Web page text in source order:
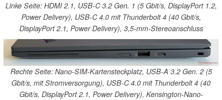
Linke Seite: HDMI 2.1, USB-C 3.2 Gen. 1 (5 Gbit/s, DisplayPort 1.2,
Power Delivery), USB-C 4.0 mit Thunderbolt 4 (40 Gbit/s,
DisplayPort 2.1, Power Delivery), 3,5-mm-Stereoanschluss
Rechte Seite: Nano-SIM-Kartensteckplatz, USB-A 3.2 Gen. 2 (5
Gbit/s, mit Stromversorgung), USB-C 4.0 mit Thunderbolt 4 (40
Gbit/s, DisplayPort 2.1, Power Delivery), Kensington-Nano-